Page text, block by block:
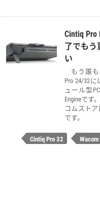
Cintiq
了でもう
い
もう誰
Pro 24/32
ュール型
Engineです
コムスト
です。
Cintiq Pro 32